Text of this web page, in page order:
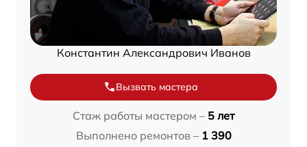
Константин Александрович Иванов
Вызвать мастера
Стаж работы мастером – 5 лет
Выполнено ремонтов – 1 390